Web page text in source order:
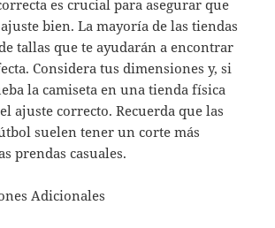
es crucial para asegurar que
bien. La mayoría de las tiendas
tallas que te ayudarán a encontrar
Considera tus dimensiones y, si
la camiseta en una tienda física
ajuste correcto. Recuerda que las
suelen tener un corte más
prendas casuales.
Adicionales